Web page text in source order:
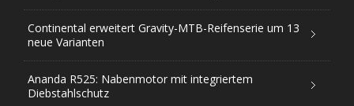
Continental erweitert Gravity-MTB-Reifenserie um 13
neue Varianten
Ananda R525: Nabenmotor mit integriertem
Diebstahlschutz